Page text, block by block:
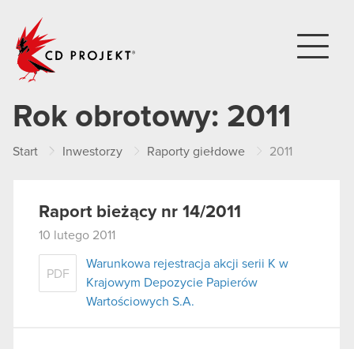
Rok obrotowy: 2011
Start Inwestorzy Raporty giełdowe 2011
Raport bieżący nr 14/2011
10 lutego 2011
PDF
Warunkowa rejestracja akcji serii K w
Krajowym Depozycie Papierów
Wartościowych S.A.